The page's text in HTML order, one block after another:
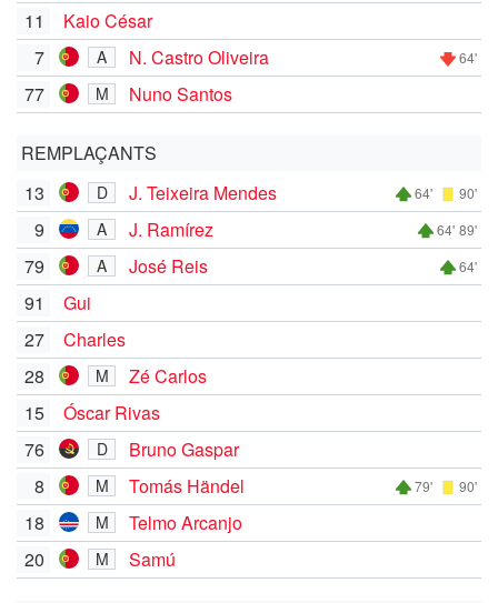
11
Kaio César
7
A N. Castro Oliveira 64'
77 M Nuno Santos
REMPLAÇANTS
13
D J. Teixeira Mendes 64' 90'
9 A J. Ramírez 64' 89'
79 A José Reis 64'
91
Gui
27
Charles
28
M
Zé Carlos
15
Óscar Rivas
76
D
Bruno Gaspar
8
M Tomás Händel 79' 90'
18 M
Telmo Arcanjo
20
M Samú